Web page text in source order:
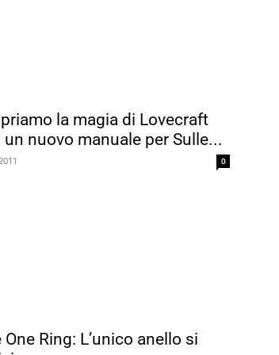
la magia di Lovecraft
un nuovo manuale per Sulle...
0
One Ring: L’unico anello si